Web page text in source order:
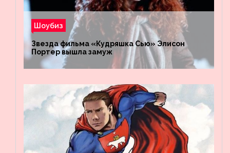
Шоубиз
Звезда фильма «Кудряшка Сью» Элисон
Портер вышла замуж